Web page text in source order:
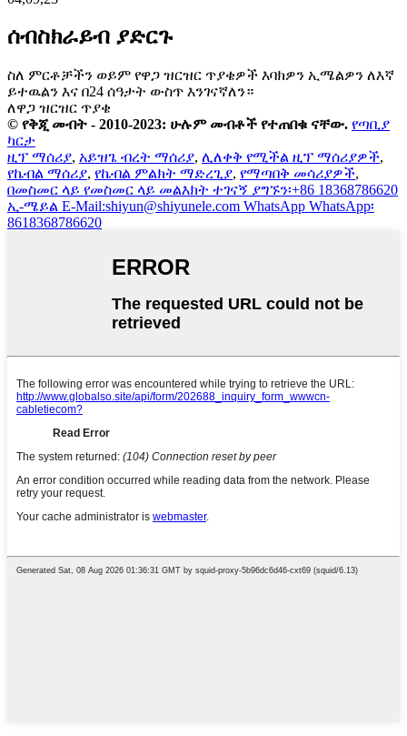
ሰብስክራይብ ያድርጉ
ስለ ምርቶቻችን ወይም የዋጋ ዝርዝር ጥያቄዎች እባክዎን ኢሜልዎን ለእኛ
ይተዉልን እና በ24 ሰዓታት ውስጥ እንገናኛለን።
ለዋጋ ዝርዝር ጥያቄ
© የቅጂ መብት - 2010-2023: ሁሉም መብቶች የተጠበቁ ናቸው. የጣቢያ
ካርታ
ዚፕ ማሰሪያ, አይዝጌ ብረት ማሰሪያ, ሊለቀቅ የሚችል ዚፕ ማሰሪያዎች,
የኬብል ማሰሪያ, የኬብል ምልክት ማድረጊያ, የማጣበቅ መሳሪያዎች,
በመስመር ላይ የመስመር ላይ መልእክት ተገናኝ ያግኙን፡+86 18368786620
ኢ-ሜይል E-Mail:shiyun@shiyunele.com WhatsApp WhatsApp፡
8618368786620